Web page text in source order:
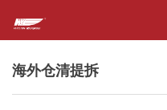
首页
产品服务
海外仓清提拆